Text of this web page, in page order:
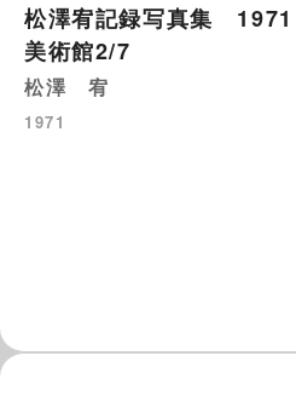
松澤宥記録写真集
美術館2/7
松澤 宥
1971